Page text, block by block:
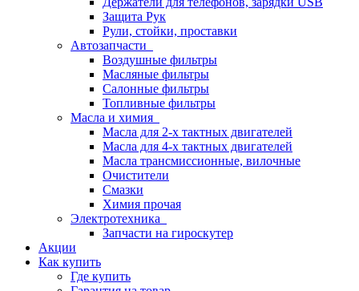
Защита Рук
Рули, стойки, проставки
Автозапчасти
Воздушные фильтры
Масляные фильтры
Салонные фильтры
Топливные фильтры
Масла и химия
Масла для 2-х тактных двигателей
Масла для 4-х тактных двигателей
Масла трансмиссионные, вилочные
Очистители
Смазки
Химия прочая
Электротехника
Запчасти на гироскутер
Акции
Как купить
Где купить